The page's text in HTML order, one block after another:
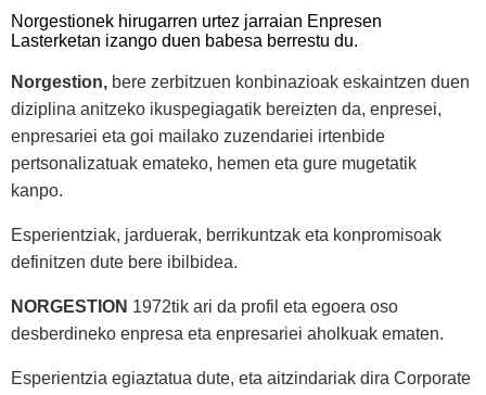
Norgestionek hirugarren urtez jarraian Enpresen
Lasterketan izango duen babesa berrestu du.
Norgestion, bere zerbitzuen konbinazioak eskaintzen duen
diziplina anitzeko ikuspegiagatik bereizten da, enpresei,
enpresariei eta goi mailako zuzendariei irtenbide
pertsonalizatuak emateko, hemen eta gure mugetatik
kanpo.
Esperientziak, jarduerak, berrikuntzak eta konpromisoak
definitzen dute bere ibilbidea.
NORGESTION 1972tik ari da profil eta egoera oso
desberdineko enpresa eta enpresariei aholkuak ematen.
Esperientzia egiaztatua dute, eta aitzindariak dira Corporate